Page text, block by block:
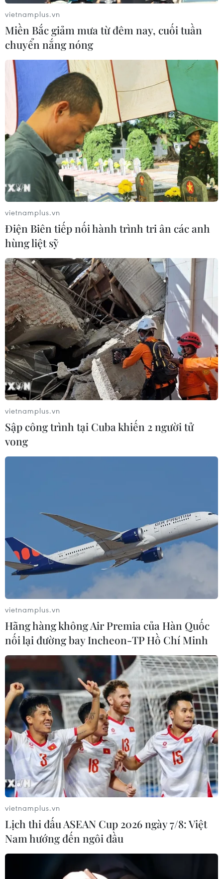
hoạn tại Nhà thờ Đức Bà Paris có thể do tóp thuốc lá
còn cháy hoặc chập điện.
Pháp: Giới chức cảnh báo nguy cơ Nhà thờ
Đức Bà Paris bị sập
14/08/2019 13:29
Bộ Văn hóa Pháp khẳng định cần phải có biện pháp
cấp bách nhằm đảm bảo an toàn cho phần cấu trúc
còn lại của Nhà Thờ Đức Bà Paris, vốn đang trong quá
trình xử lý ô nhiễm chì.
Người đứng đầu chính quyền khu vực Paris Michel
Cadot đã cho phép nối lại công tác đảm bảo an toàn
cho Nhà thờ Đức Bà Paris, cho rằng việc khử chì sẽ giúp
người lao động được an toàn.
vietnamplus.vn
Miền Bắc giảm mưa từ đêm nay, cuối tuần
chuyển nắng nóng
vietnamplus.vn
Điện Biên tiếp nối hành trình tri ân các anh
hùng liệt sỹ
vietnamplus.vn
Sập công trình tại Cuba khiến 2 người tử
vong
vietnamplus.vn
Hãng hàng không Air Premia của Hàn Quốc
nối lại đường bay Incheon-TP Hồ Chí Minh
vietnamplus.vn
Lịch thi đấu ASEAN Cup 2026 ngày 7/8: Việt
Nam hướng đến ngôi đầu